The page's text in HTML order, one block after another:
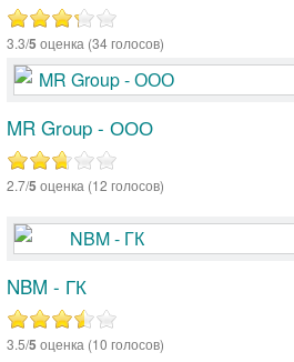
3.3/5 оценка (34 голосов)
MR Group - ООО
2.7/5 оценка (12 голосов)
NBM - ГК
3.5/5 оценка (10 голосов)